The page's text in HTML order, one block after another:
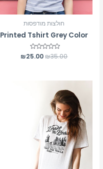
חולצות מודפסות
Printed Tshirt Grey Color
דורג
0
₪35.00
₪25.00